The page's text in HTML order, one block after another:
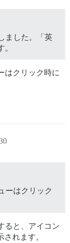
ました。「英
はクリック時に
ーはクリック
ると、アイコン
れます。